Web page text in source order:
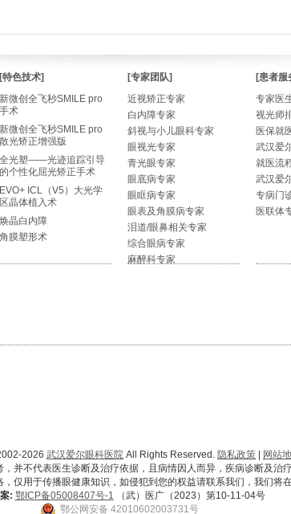
[特色技术]
新微创全飞秒SMILE pro
手术
新微创全飞秒SMILE pro
散光矫正增强版
全光塑——光迹追踪引导
的个性化屈光矫正手术
EVO+ ICL（V5）大光学
区晶体植入术
焕晶白内障
角膜塑形术
[专家团队]
近视矫正专家
白内障专家
斜视与小儿眼科专家
眼视光专家
青光眼专家
眼底病专家
眼眶病专家
眼表及角膜病专家
泪道/眼鼻相关专家
综合眼病专家
麻醉科专家
[患者服
专家医
视光师
医保就
武汉爱
就医流
武汉爱
专病门
医联体
2026 武汉爱尔眼科医院 All Rights Reserved. 隐私政策
网站
并不代表医生诊断及治疗依据，且病情因人而异，疾病诊断及治疗
仅用于传播眼健康知识，如侵犯到您的权益请联系我们，我们将
: 鄂ICP备05008407号-1 （武）医广（2023）第10-11-04号
鄂公网安备 42010602003731号